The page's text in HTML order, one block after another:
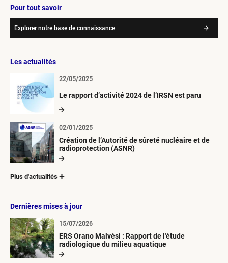
Pour tout savoir
Explorer notre base de connaissance
Les actualités
Le rapport d’activité 2024 de l’IRSN est paru
22/05/2025
Création de l’Autorité de sûreté nucléaire et de
radioprotection (ASNR)
02/01/2025
Plus d'actualités
Dernières mises à jour
ERS Orano Malvési : Rapport de l'étude
radiologique du milieu aquatique
15/07/2026